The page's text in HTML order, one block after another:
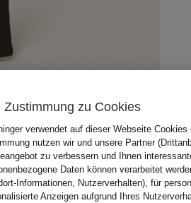
Zustimmung zu Cookies
verwendet auf dieser Webseite
nutzen wir und unsere Partner
zu verbessern und Ihnen
Daten können verarbeitet
Informationen, Nutzerverhalten), für
Anzeigen aufgrund Ihres